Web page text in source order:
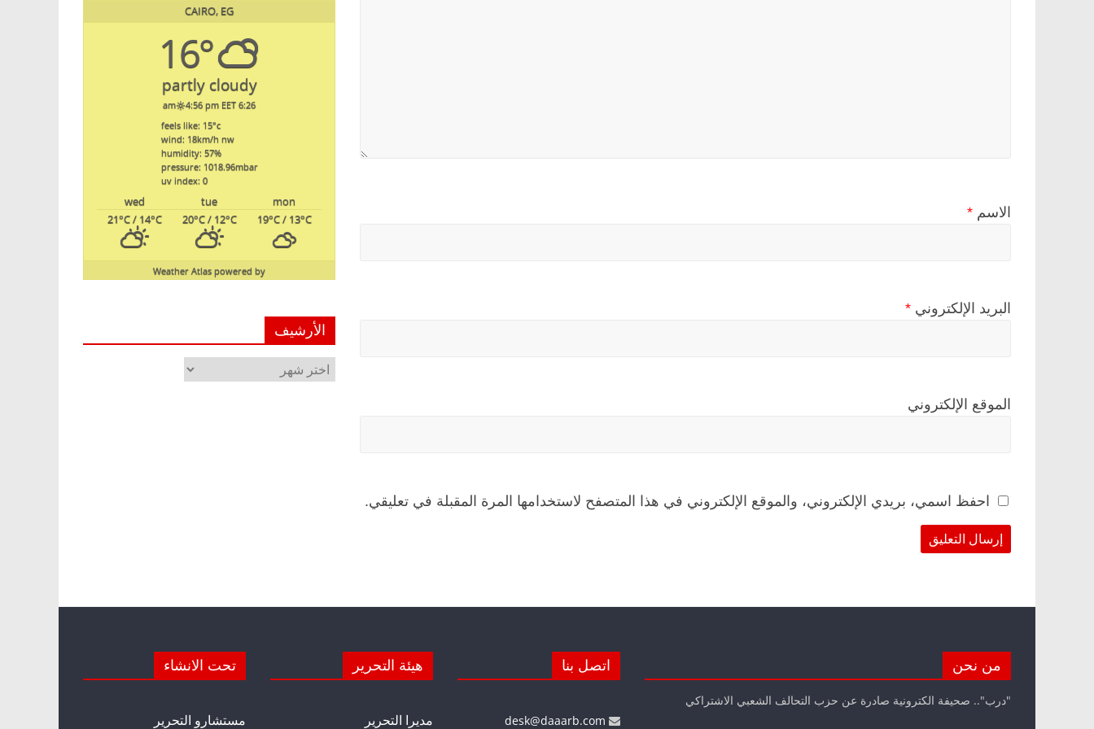
الاسم *
البريد الإلكتروني *
الموقع الإلكتروني
احفظ اسمي، بريدي الإلكتروني، والموقع الإلكتروني في هذا المتصفح لاستخدامها المرة المقبلة في تعليقي.
CAIRO, EG
16°
partly cloudy
6:26 am
4:56 pm EET
feels like: 15°c
wind: 18km/h nw
humidity: 57%
pressure: 1018.96mbar
uv index: 0
mon
tue
wed
19°C/ 13°C
20°C/ 12°C
21°C/ 14°C
powered by
Weather Atlas
الأرشيف
الأرشيف
من نحن
"درب".. صحيفة الكترونية صادرة عن حزب التحالف الشعبي الاشتراكي
اتصل بنا هيئة التحرير
مديرا التحرير
تحت الانشاء
مستشارو التحرير